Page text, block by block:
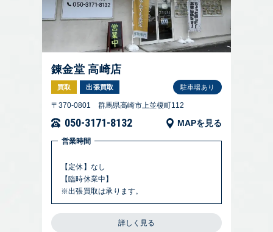
錬金堂 高崎店
買取 出張買取 駐車場あり
〒370-0801 群馬県高崎市上並榎町112
050-3171-8132 MAPを見る
営業時間
【定休】なし
【臨時休業中】
※出張買取は承ります。
詳しく見る